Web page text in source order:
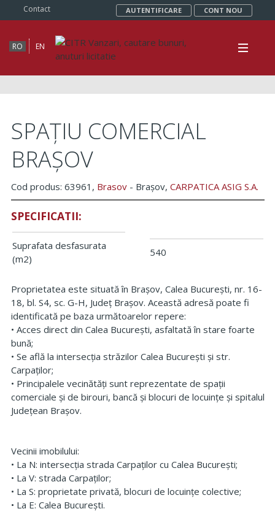
Contact AUTENTIFICARE CONT NOU
RO EN
SPAȚIU COMERCIAL
BRAȘOV
Cod produs: 63961, Brasov- Brașov, CARPATICA ASIG S.A.
SPECIFICATII:
Suprafata desfasurata
(m2)
540
Proprietatea este situată în Brașov, Calea București, nr. 16-
18, bl. S4, sc. G-H, Județ Brașov. Această adresă poate fi
identificată pe baza următoarelor repere:
• Acces direct din Calea București, asfaltată în stare foarte
bună;
• Se află la intersecția străzilor Calea București și str.
Carpaților;
• Principalele vecinătăți sunt reprezentate de spații
comerciale și de birouri, bancă și blocuri de locuințe și spitalul
Județean Brașov.
Vecinii imobilului:
• La N: intersecția strada Carpaților cu Calea București;
• La V: strada Carpaților;
• La S: proprietate privată, blocuri de locuințe colective;
• La E: Calea București.